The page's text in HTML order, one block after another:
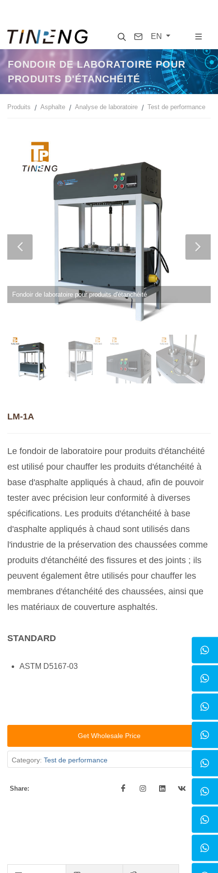
SearchContact
EN
FONDOIR DE LABORATOIRE POUR
PRODUITS D'ÉTANCHÉITÉ
Produits Asphalte Analyse de laboratoire Test de performance
Fondoir de laboratoire pour produits d'étanchéité
LM-1A
Le fondoir de laboratoire pour produits d'étanchéité
est utilisé pour chauffer les produits d'étanchéité à
base d'asphalte appliqués à chaud, afin de pouvoir
tester avec précision leur conformité à diverses
spécifications. Les produits d'étanchéité à base
d'asphalte appliqués à chaud sont utilisés dans
l'industrie de la préservation des chaussées comme
produits d'étanchéité des fissures et des joints ; ils
peuvent également être utilisés pour chauffer les
membranes d'étanchéité des chaussées, ainsi que
les matériaux de couverture asphaltés.
STANDARD
ASTM D5167-03
Get Wholesale Price
Category: Test de performance
Share: